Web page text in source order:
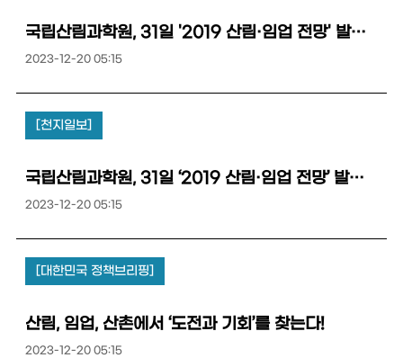
국립산림과학원, 31일 '2019 산림·임업 전망' 발표대회 개최
2023-12-20 05:15
[천지일보]
국립산림과학원, 31일 ‘2019 산림·임업 전망’ 발표대회
2023-12-20 05:15
[대한민국 정책브리핑]
산림, 임업, 산촌에서 ‘도전과 기회’를 찾는다!
2023-12-20 05:15